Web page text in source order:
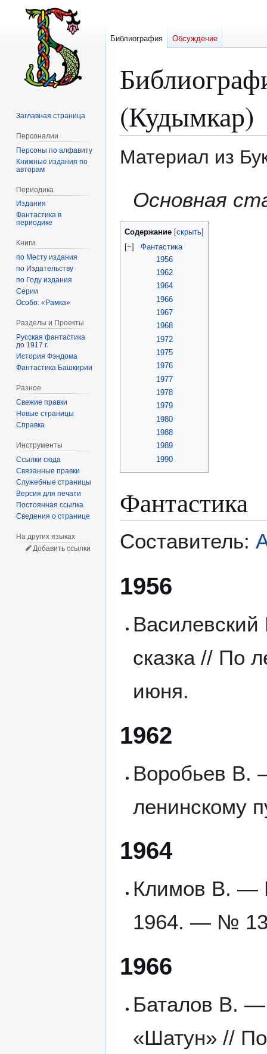
(Кудымкар)
Материал из
Основная
Содержание
[−]
Фантастика
1956
1962
1964
1966
1967
1968
1972
1975
1976
1977
1978
1979
1980
1988
1989
1990
Фантастика
Составитель:
1956
сказка // По
июня.
1962
Воробьев В.
ленинскому
1964
Климов В. —
1964. — №
1966
Баталов В. —
«Шатун» //
Библиография Обсуждение
Заглавная страница
Персоналии
Персоны по алфавиту
Книжные издания по
авторам
Периодика
Издания
Фантастика в
периодике
Книги
по Месту издания
по Издательству
по Году издания
Серии
Особо: «Рамка»
Разделы и Проекты
Русская фантастика
до 1917 г.
История Фэндома
Фантастика Башкирии
Разное
Свежие правки
Новые страницы
Справка
Инструменты
Ссылки сюда
Связанные правки
Служебные страницы
Версия для печати
Постоянная ссылка
Сведения о странице
На других языках
Добавить ссылки